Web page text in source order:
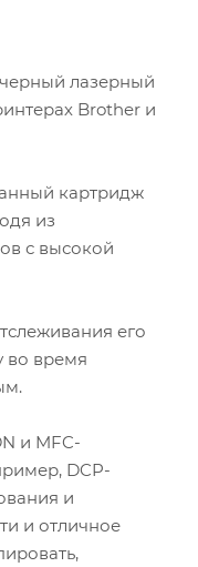
лазерный
Brother и
картридж
из
с высокой
его
во время
и MFC-
DCP-
и
и отличное